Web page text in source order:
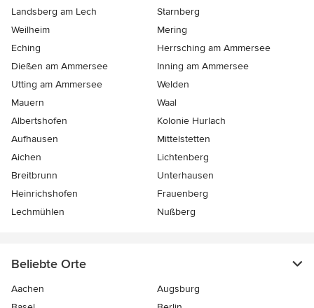
Landsberg am Lech
Starnberg
Weilheim
Mering
Eching
Herrsching am Ammersee
Dießen am Ammersee
Inning am Ammersee
Utting am Ammersee
Welden
Mauern
Waal
Albertshofen
Kolonie Hurlach
Aufhausen
Mittelstetten
Aichen
Lichtenberg
Breitbrunn
Unterhausen
Heinrichshofen
Frauenberg
Lechmühlen
Nußberg
Beliebte Orte
Aachen
Augsburg